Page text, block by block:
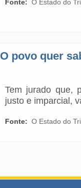
Fonte: O Estado do
O povo quer
Tem jurado que,
justo e imparcial,
Fonte: O Estado do